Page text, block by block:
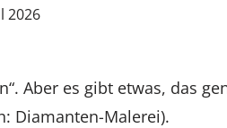
2026
Aber es gibt etwas, das
Diamanten-Malerei).